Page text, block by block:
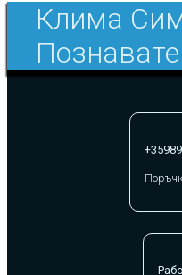
Клима